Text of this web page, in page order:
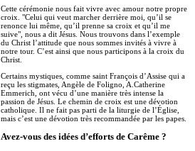
Cette cérémonie nous fait vivre avec amour notre propre
croix. "Celui qui veut marcher derrière moi, qu’il se
renonce lui même, qu’il prenne sa croix et qu’il me
suive", nous a dit Jésus. Nous trouvons dans l’exemple
du Christ l’attitude que nous sommes invités à vivre à
notre tour. C’est ainsi que nous participons à la croix du
Christ.
Certains mystiques, comme saint François d’Assise qui a
reçu les stigmates, Angèle de Foligno, A.Catherine
Emmerich, ont vécu d’une manière très intense la
passion de Jésus. Le chemin de croix est une dévotion
catholique. Il ne fait pas parti de la liturgie de l’Église,
mais c’est une dévotion très recommandée par les papes.
Avez-vous des idées d’efforts de Carême ?